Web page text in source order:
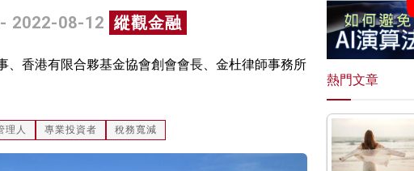
- 2022-08-12 縱觀金融
、香港有限合夥基金協會創會會長、金杜律師事務所
理人 專業投資者 稅務寬減
熱門文章